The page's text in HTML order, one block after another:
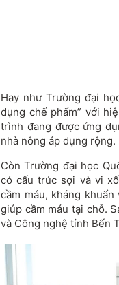
Hay như Trường đại
dụng chế phẩm” với
trình đang được ứng
nhà nông áp dụng rộng.
Còn Trường đại học
có cấu trúc sợi và vi
cầm máu, kháng
giúp cầm máu tại chỗ.
và Công nghệ tỉnh Bến